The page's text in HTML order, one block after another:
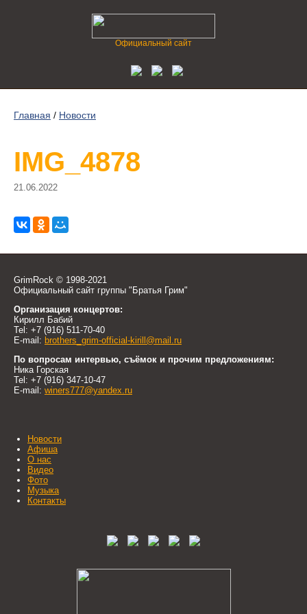
Официальный сайт
Главная / Новости
IMG_4878
21.06.2022
GrimRock © 1998-2021
Официальный сайт группы "Братья Грим"
Организация концертов:
Кирилл Бабий
Tel: +7 (916) 511-70-40
E-mail: brothers_grim-official-kirill@mail.ru
По вопросам интервью, съёмок и прочим предложениям:
Ника Горская
Tel: +7 (916) 347-10-47
E-mail: winers777@yandex.ru
Новости
Афиша
О нас
Видео
Фото
Музыка
Контакты